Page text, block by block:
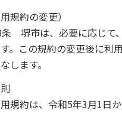
用規約の変更）
堺市は、必要に応じて
。この規約の変更後に利
します。
規約は、令和5年3月1日か